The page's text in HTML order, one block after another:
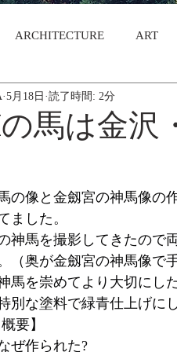
ARCHITECTURE ART
馬は金沢
5月18日 読了時間: 2分
の像と金劔宮の神馬像の
ました。
神馬を撮影してきたので
（奥が金劔宮の神馬像で
馬を崇めてより大切にし
別な塗料で緑青仕上げに
要】
ぜ作られた?